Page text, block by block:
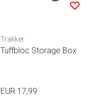
Trakker
Tuffbloc Storage Box
EUR 17,99